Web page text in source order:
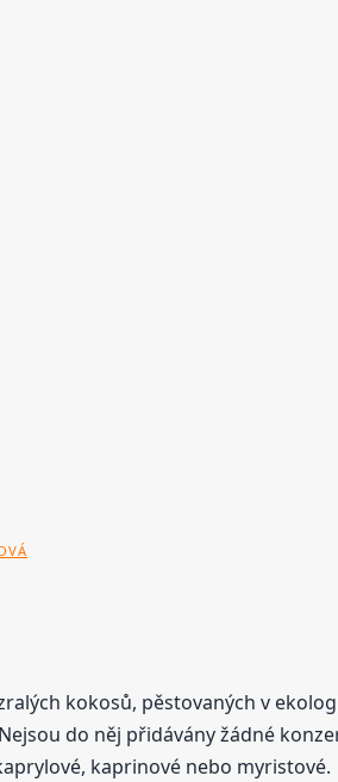
kokosů, pěstovaných v
do něj přidávány žádné
kaprinové nebo myristové.